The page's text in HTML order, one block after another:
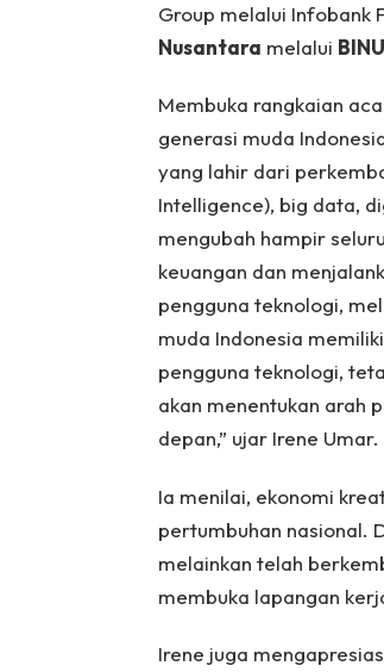
Group melalui Infobank
Nusantara melalui
Membuka rangkaian
generasi muda
yang lahir dari
Intelligence), big data,
mengubah hampir
keuangan dan
pengguna teknologi,
muda Indonesia
pengguna teknologi,
akan menentukan arah
depan,” ujar Irene Umar.
Ia menilai, ekonomi
pertumbuhan nasional.
melainkan telah
membuka lapangan
Irene juga